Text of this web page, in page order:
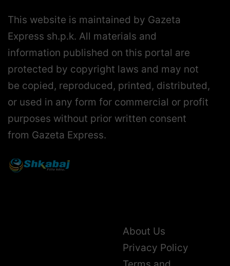
This website is maintained by Gazeta
Express sh.p.k. All materials and
information published on this portal are
protected by copyright laws and may not
be copied, reproduced, printed, distributed,
or used in any form for commercial or profit
purposes without prior written consent
from Gazeta Express.
About Us
Privacy Policy
Terms and